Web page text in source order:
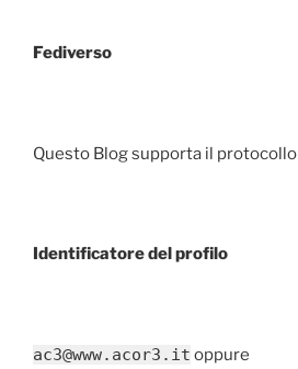
Fediverso
Questo Blog supporta il protocollo
Identificatore del profilo
ac3@www.acor3.it oppure